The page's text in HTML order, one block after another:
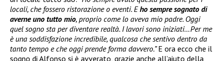
locali, che fossero ristorazione o eventi. Eho sempre sognato di
averne uno tutto mio, proprio come lo aveva mio padre. Oggi
quel sogno sta per diventare realtà. I lavori sono iniziati…Per me
è una soddisfazione incredibile, qualcosa che sentivo dentro da
tanto tempo e che oggi prende forma davvero.”E ora ecco che il
sogno di Alfonso si è avverato, grazie anche all’aiuto della